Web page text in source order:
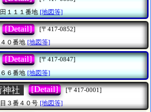
１１１番地 [地図等]
[Detail]
[〒417-0852]
０番地 [地図等]
[Detail]
[〒417-0847]
６番地 [地図等]
神社 [Detail]
[〒417-0001]
３番４０号 [地図等]